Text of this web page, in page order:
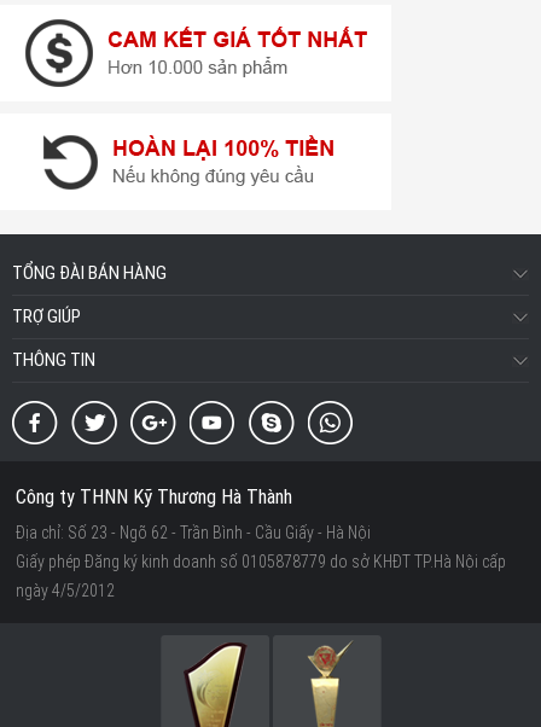
TỔNG ĐÀI BÁN HÀNG
TRỢ GIÚP
THÔNG TIN
Công ty THNN Kỹ Thương Hà Thành
Địa chỉ: Số 23 - Ngõ 62 - Trần Bình - Cầu Giấy - Hà Nội
Giấy phép Đăng ký kinh doanh số 0105878779 do sở KHĐT TP.Hà Nội cấp
ngày 4/5/2012